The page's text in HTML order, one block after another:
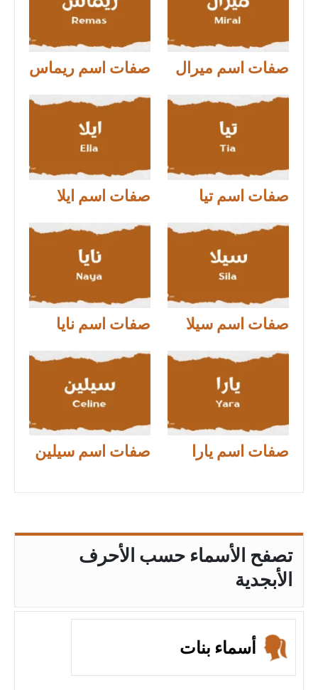
صفات اسم ميرال صفات اسم ريماس
صفات اسم تيا صفات اسم ايلا
صفات اسم سيلا صفات اسم نايا
صفات اسم يارا صفات اسم سيلين
تصفح الأسماء حسب الأحرف
الأبجدية
أسماء بنات